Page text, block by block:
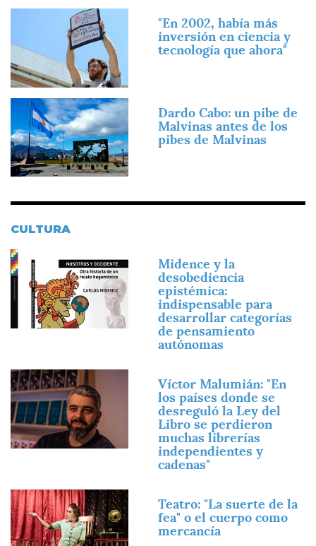
"En 2002, había más
inversión en ciencia y
tecnología que ahora"
Imagen
Dardo Cabo: un pibe de
Malvinas antes de los
pibes de Malvinas
CULTURA
Imagen
Midence y la
desobediencia
epistémica:
indispensable para
desarrollar categorías
de pensamiento
autónomas
Imagen
Víctor Malumián: "En
los países donde se
desreguló la Ley del
Libro se perdieron
muchas librerías
independientes y
cadenas"
Imagen
Teatro: "La suerte de la
fea" o el cuerpo como
mercancía